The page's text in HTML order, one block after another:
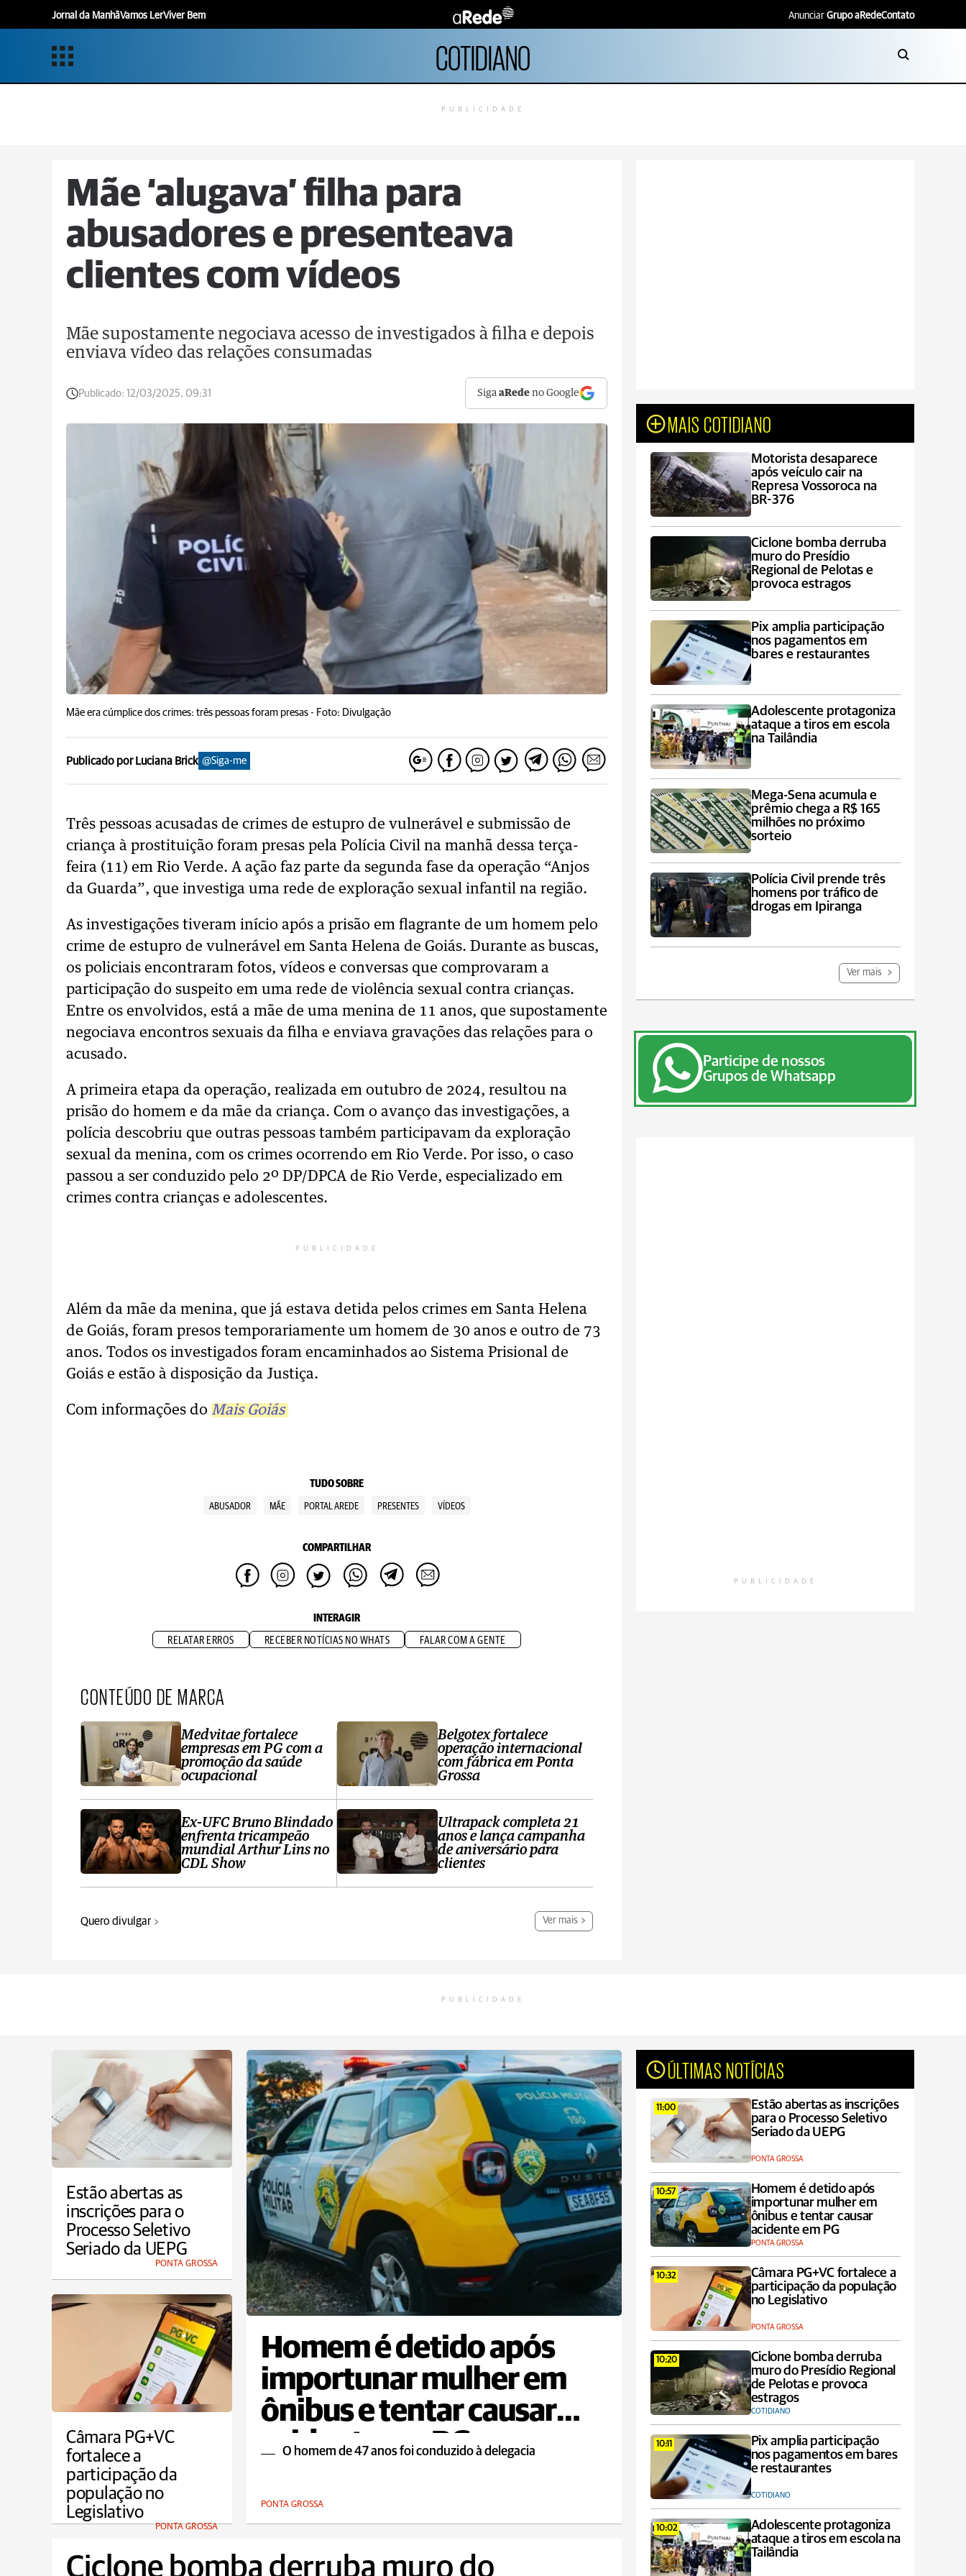
Jornal da ManhãVamos LerViver Bem Anunciar Grupo aRedeContato
COTIDIANO
PUBLICIDADE
Mãe ‘alugava’ filha para
abusadores e presenteava
clientes com vídeos
Mãe supostamente negociava acesso de investigados à filha e depois
enviava vídeo das relações consumadas
Publicado: 12/03/2025, 09:31 SigaaRede no Google
Mãe era cúmplice dos crimes: três pessoas foram presas - Foto: Divulgação
Publicado por Luciana Brick @Siga-me
Três pessoas acusadas de crimes de estupro de vulnerável e submissão de
criança à prostituição foram presas pela Polícia Civil na manhã dessa terça-
feira (11) em Rio Verde. A ação faz parte da segunda fase da operação “Anjos
da Guarda”, que investiga uma rede de exploração sexual infantil na região.
As investigações tiveram início após a prisão em flagrante de um homem pelo
crime de estupro de vulnerável em Santa Helena de Goiás. Durante as buscas,
os policiais encontraram fotos, vídeos e conversas que comprovaram a
participação do suspeito em uma rede de violência sexual contra crianças.
Entre os envolvidos, está a mãe de uma menina de 11 anos, que supostamente
negociava encontros sexuais da filha e enviava gravações das relações para o
acusado.
A primeira etapa da operação, realizada em outubro de 2024, resultou na
prisão do homem e da mãe da criança. Com o avanço das investigações, a
polícia descobriu que outras pessoas também participavam da exploração
sexual da menina, com os crimes ocorrendo em Rio Verde. Por isso, o caso
passou a ser conduzido pelo 2º DP/DPCA de Rio Verde, especializado em
crimes contra crianças e adolescentes.
PUBLICIDADE
Além da mãe da menina, que já estava detida pelos crimes em Santa Helena
de Goiás, foram presos temporariamente um homem de 30 anos e outro de 73
anos. Todos os investigados foram encaminhados ao Sistema Prisional de
Goiás e estão à disposição da Justiça.
Com informações do Mais Goiás
TUDO SOBRE
ABUSADOR MÃE PORTAL AREDE PRESENTES VÍDEOS
COMPARTILHAR
INTERAGIR
RELATAR ERROS RECEBER NOTÍCIAS NO WHATS FALAR COM A GENTE
CONTEÚDO DE MARCA
Medvitae fortalece
empresas em PG com a
promoção da saúde
ocupacional
Ex-UFC Bruno Blindado
enfrenta tricampeão
mundial Arthur Lins no
CDL Show
Belgotex fortalece
operação internacional
com fábrica em Ponta
Grossa
Ultrapack completa 21
anos e lança campanha
de aniversário para
clientes
Quero divulgar Ver mais
MAIS COTIDIANO
Motorista desaparece
após veículo cair na
Represa Vossoroca na
BR-376
Ciclone bomba derruba
muro do Presídio
Regional de Pelotas e
provoca estragos
Pix amplia participação
nos pagamentos em
bares e restaurantes
Adolescente protagoniza
ataque a tiros em escola
na Tailândia
Mega-Sena acumula e
prêmio chega a R$ 165
milhões no próximo
sorteio
Polícia Civil prende três
homens por tráfico de
drogas em Ipiranga
Ver mais
Participe de nossos
Grupos de Whatsapp
PUBLICIDADE
PUBLICIDADE
Estão abertas as
inscrições para o
Processo Seletivo
Seriado da UEPG
PONTA GROSSA
Homem é detido após
importunar mulher em
ônibus e tentar causar
acidente em PG
O homem de 47 anos foi conduzido à delegacia
PONTA GROSSA
ÚLTIMAS NOTÍCIAS
11:00
Estão abertas as inscrições
para o Processo Seletivo
Seriado da UEPG
PONTA GROSSA
10:57
Homem é detido após
importunar mulher em
ônibus e tentar causar
acidente em PG
PONTA GROSSA
10:32
Câmara PG+VC fortalece a
participação da população
no Legislativo
PONTA GROSSA
10:20
Ciclone bomba derruba
muro do Presídio Regional
de Pelotas e provoca
estragos
COTIDIANO
10:11
Pix amplia participação
nos pagamentos em bares
e restaurantes
COTIDIANO
10:02
Adolescente protagoniza
ataque a tiros em escola na
Tailândia
Câmara PG+VC
fortalece a
participação da
população no
Legislativo
PONTA GROSSA
Ciclone bomba derruba muro do